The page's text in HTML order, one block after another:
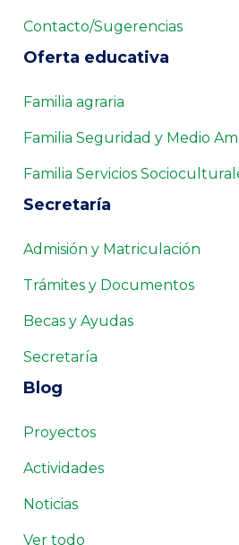
Contacto/Sugerencias
Oferta educativa
Familia agraria
Familia Seguridad y Medio
Familia Servicios
Secretaría
Admisión y Matriculación
Trámites y Documentos
Becas y Ayudas
Secretaría
Blog
Proyectos
Actividades
Noticias
Ver todo